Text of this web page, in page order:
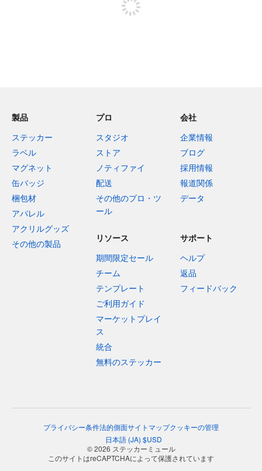
製品
ステッカー
ラベル
マグネット
缶バッジ
梱包材
アパレル
アクリルグッズ
その他の製品
プロ
スタジオ
ストア
ノティファイ
配送
その他のプロ・ツ
ール
会社
企業情報
ブログ
採用情報
報道関係
データ
リソース
期間限定セール
チーム
テンプレート
ご利用ガイド
マーケットプレイ
ス
統合
無料のステッカー
サポート
ヘルプ
返品
フィードバック
プライバシー条件法的側面サイトマップクッキーの管理
日本語(JA) $USD
© 2026 ステッカーミュール
このサイトはreCAPTCHAによって保護されています